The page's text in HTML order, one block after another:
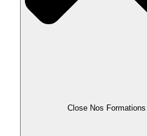
Close Nos Formations